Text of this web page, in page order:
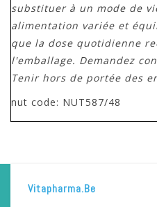
substituer à un mode de
alimentation variée et
que la dose quotidienne
l'emballage. Demandez
Tenir hors de portée des
nut code: NUT587/48
Vitapharma.be